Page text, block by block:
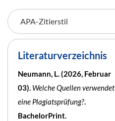
Literaturverzeichnis
Neumann, L. (2026, Februar
03). Welche Quellen verwendet
eine Plagiatsprüfung?.
BachelorPrint.